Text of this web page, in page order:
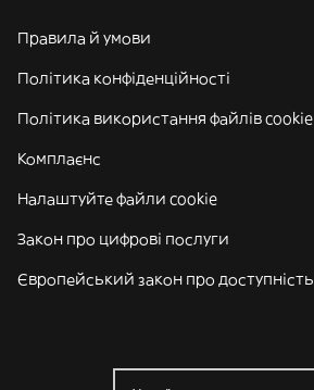
Правила й умови
Політика конфіденційності
Політика використання файлів cookie
Комплаєнс
Налаштуйте файли cookie
Закон про цифрові послуги
Європейський закон про доступність